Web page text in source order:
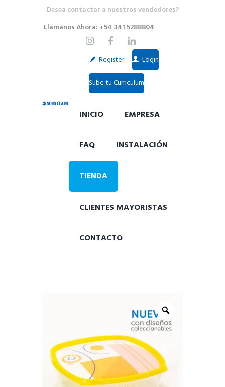
Desea contactar a nuestros vendedores?
Llamanos Ahora: +54 341 5288804
Register Login
Sube tu Curriculum
INICIO EMPRESA
FAQ INSTALACIÓN
TIENDA
CLIENTES MAYORISTAS
CONTACTO